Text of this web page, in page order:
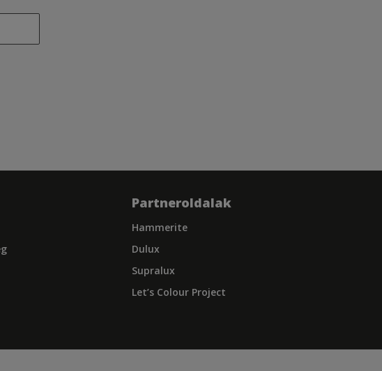
Partneroldalak
Hammerite
Dulux
Supralux
Let’s Colour Project